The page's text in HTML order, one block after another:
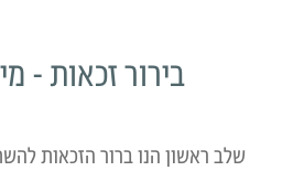
בירור זכאות -
שלב ראשון הנו ברור הזכאות